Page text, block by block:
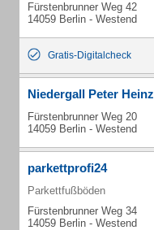
Fürstenbrunner Weg 42
14059 Berlin - Westend
Gratis-Digitalcheck
Niedergall Peter Heinz
Fürstenbrunner Weg 20
14059 Berlin - Westend
parkettprofi24
Parkettfußböden
Fürstenbrunner Weg 34
14059 Berlin - Westend